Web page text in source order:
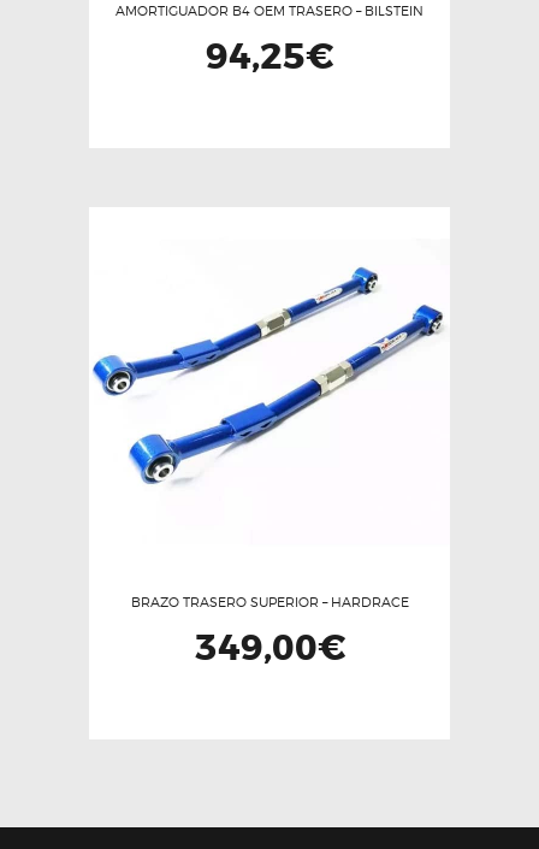
AMORTIGUADOR B4 OEM TRASERO – BILSTEIN
94,25€
BRAZO TRASERO SUPERIOR – HARDRACE
349,00€